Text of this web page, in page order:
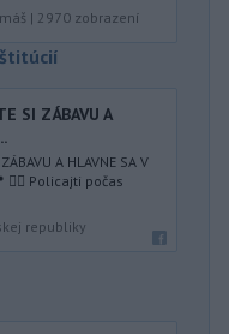
| 2970 zobrazení
SI ZÁBAVU A
A HLAVNE SA V
👮‍♂️ Policajti počas
republiky